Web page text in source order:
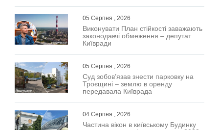
05 Серпня , 2026
Виконувати План стійкості заважають
законодавчі обмеження – депутат
Київради
05 Серпня , 2026
Суд зобов’язав знести парковку на
Троєщині – землю в оренду
передавала Київрада
04 Серпня , 2026
Частина вікон в київському Будинку